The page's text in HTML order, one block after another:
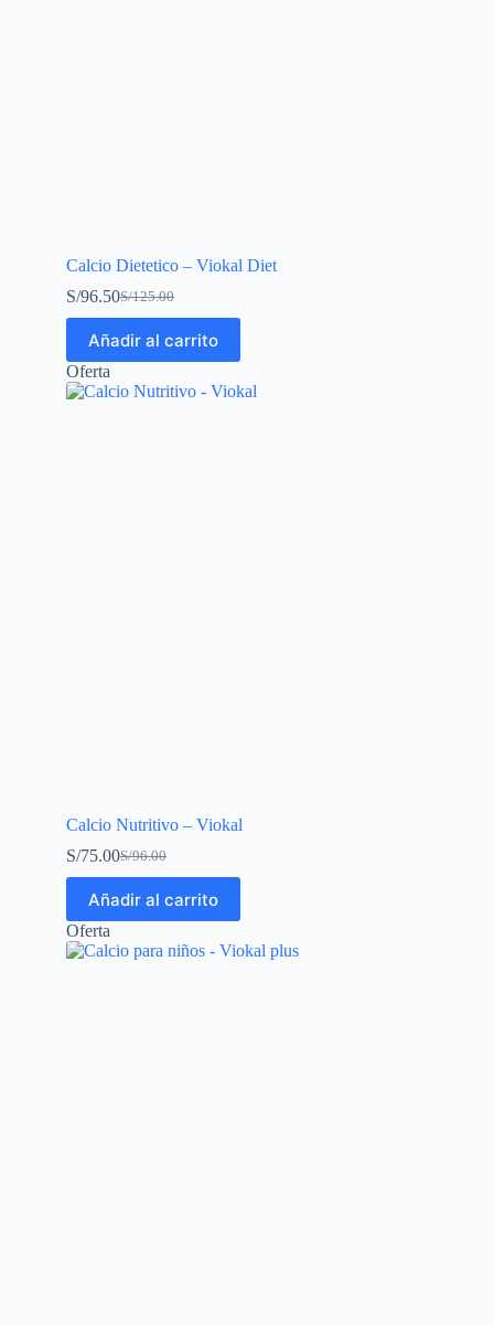
Calcio Dietetico – Viokal Diet
S/125.00
S/96.50
Añadir al carrito
Oferta
Calcio Nutritivo – Viokal
S/96.00
S/75.00
Añadir al carrito
Oferta